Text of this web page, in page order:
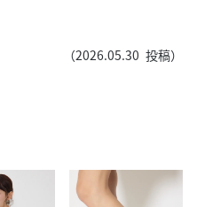
（2026.05.30 投稿）